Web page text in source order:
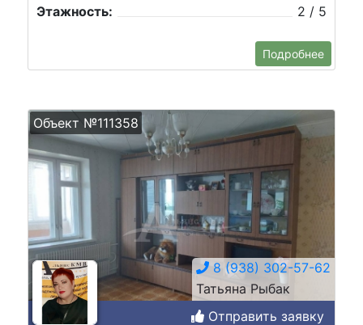
Этажность:
2 / 5
Подробнее
Объект №111358
8 (938) 302-57-62
Татьяна Рыбак
Отправить заявку